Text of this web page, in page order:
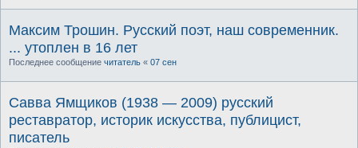
Максим Трошин. Русский поэт, наш современник.
... утоплен в 16 лет
Последнее сообщение читатель « 07 сен
Савва Ямщиков (1938 — 2009) русский
реставратор, историк искусства, публицист,
писатель